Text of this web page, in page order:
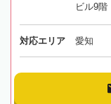
ビル9階
対応エリア 愛知